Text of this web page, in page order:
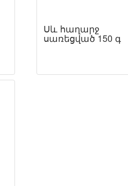
Սև հաղարջ
սառեցված 150 գ